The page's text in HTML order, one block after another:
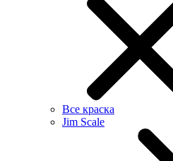
Все краска
Jim Scale